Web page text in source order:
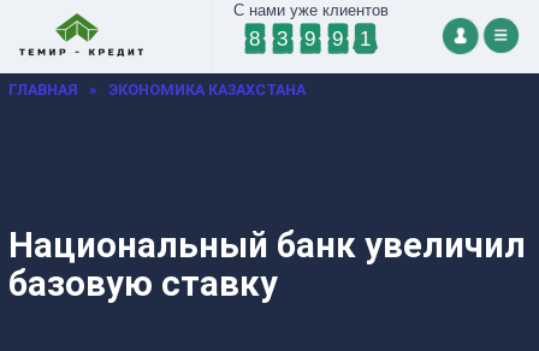
С нами уже клиентов
8 3 9 9 1
ГЛАВНАЯ » ЭКОНОМИКА КАЗАХСТАНА
Национальный банк увеличил
базовую ставку